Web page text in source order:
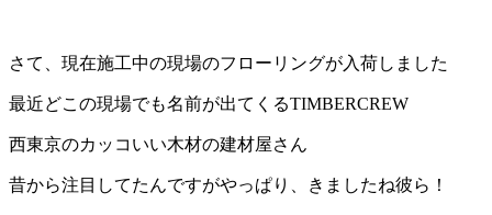
さて、現在施工中の現場のフローリングが入荷しました
最近どこの現場でも名前が出てくるTIMBERCREW
西東京のカッコいい木材の建材屋さん
昔から注目してたんですがやっぱり、きましたね彼ら！